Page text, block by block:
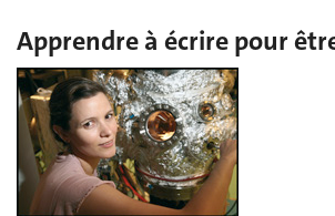
Apprendre à écrire pour